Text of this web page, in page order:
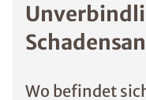
Wo befindet